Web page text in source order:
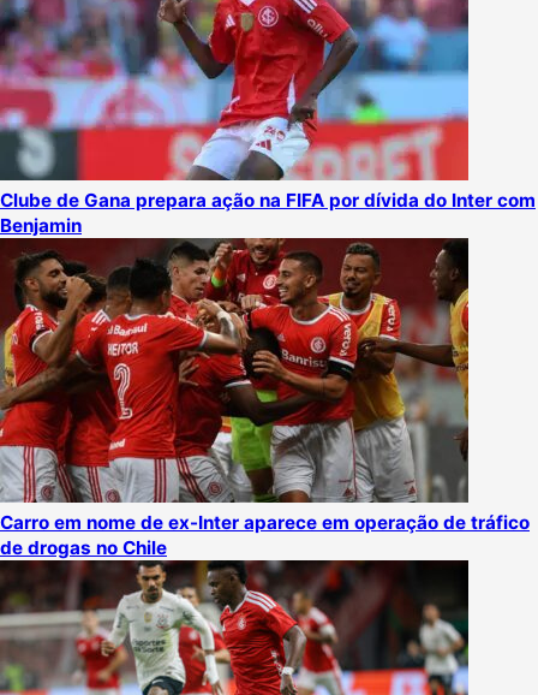
Clube de Gana prepara ação na FIFA por dívida do Inter com
Benjamin
Carro em nome de ex-Inter aparece em operação de tráfico
de drogas no Chile